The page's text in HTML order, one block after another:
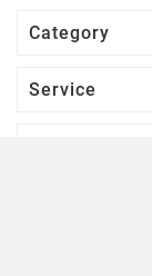
Category
Service